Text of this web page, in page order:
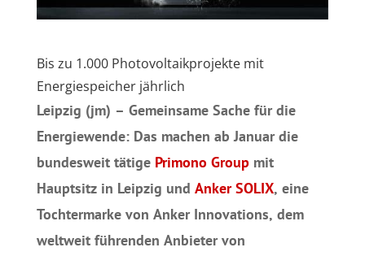
Bis zu 1.000 Photovoltaikprojekte mit
Energiespeicher jährlich
Leipzig (jm) – Gemeinsame Sache für die
Energiewende: Das machen ab Januar die
bundesweit tätige Primono Groupmit
Hauptsitz in Leipzig und Anker SOLIX, eine
Tochtermarke von Anker Innovations, dem
weltweit führenden Anbieter von